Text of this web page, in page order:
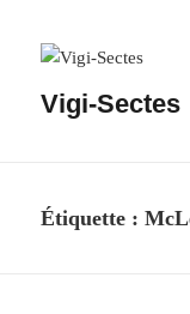
Vigi-Sectes
Étiquette :